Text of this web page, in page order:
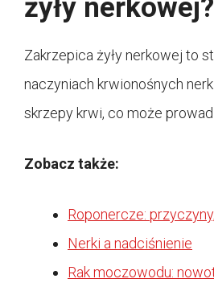
żyły nerkowej?
Zakrzepica żyły nerkowej to
naczyniach krwionośnych
skrzepy krwi, co może
Zobacz także:
Roponercze:
Nerki a nadciśnienie
Rak moczowodu: